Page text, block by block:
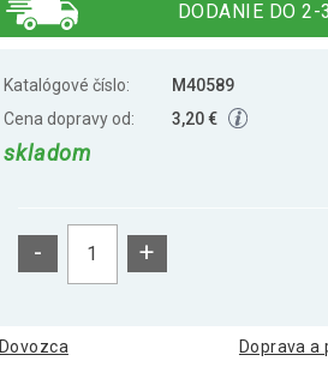
Akupresúrna podložka s
Akupresúrna podložka s
Akupresúrna podložka s
Akupresúrna podložka s
DODANIE DO 2-
Katalógové číslo:
M40589
Cena dopravy od:
3,20 €
skladom
- +
Dovozca Doprava a